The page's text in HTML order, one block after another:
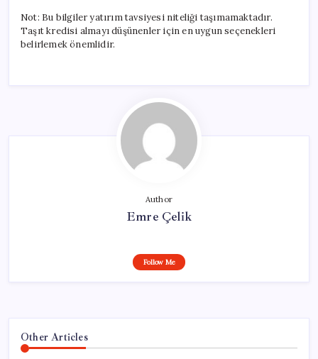
Not: Bu bilgiler yatırım tavsiyesi niteliği taşımamaktadır.
Taşıt kredisi almayı düşünenler için en uygun seçenekleri
belirlemek önemlidir.
Author
Emre Çelik
Follow Me
Other Articles